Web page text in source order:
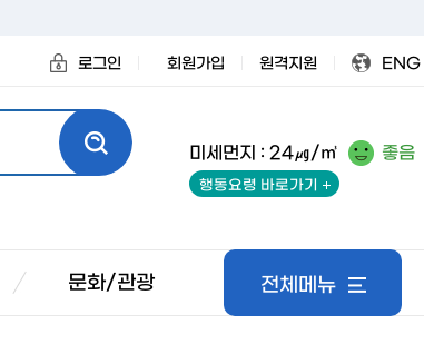
로그인 회원가입 원격지원 ENG
미세먼지 : 24㎍/㎥ 좋음
행동요령 바로가기
문화/관광 전체메뉴